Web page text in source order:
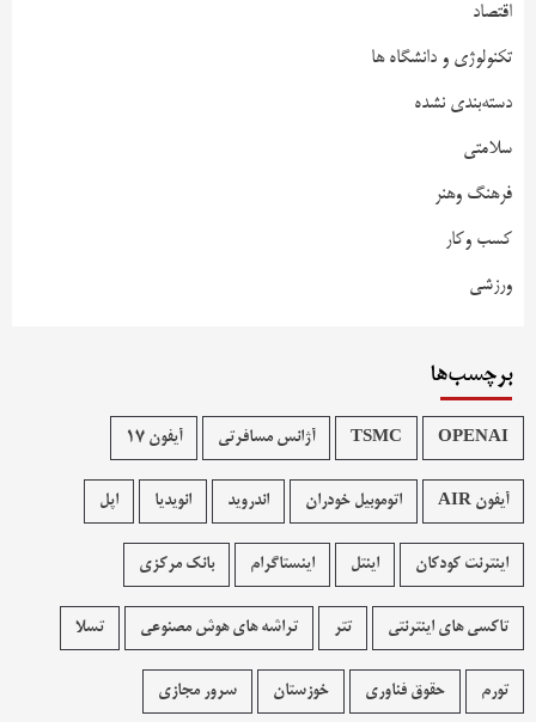
اقتصاد
تکنولوژی و دانشگاه ها
دسته‌بندی نشده
سلامتی
فرهنگ وهنر
کسب وکار
ورزشی
برچسب‌ها
OPENAI
TSMC آژانس مسافرتی آیفون 17
آیفون AIR اتوموبیل خودران اندروید انویدیا اپل
اینترنت کودکان اینتل اینستاگرام بانک مرکزی
تاکسی های اینترنتی تتر تراشه های هوش مصنوعی تسلا
تورم حقوق فناوری خوزستان سرور مجازی